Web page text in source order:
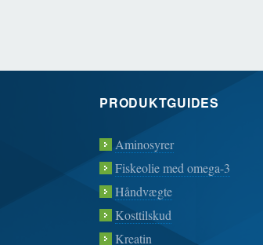
PRODUKTGUIDES
Aminosyrer
Fiskeolie med omega-3
Håndvægte
Kosttilskud
Kreatin